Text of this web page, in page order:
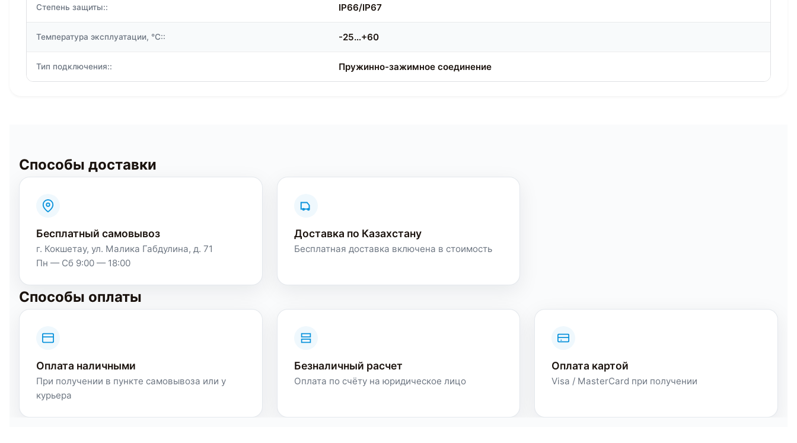
Степень защиты:: IP66/IP67
Температура эксплуатации, °C:: -25…+60
Тип подключения:: Пружинно-зажимное соединение
Способы доставки
Бесплатный самовывоз
г. Кокшетау, ул. Малика Габдулина, д. 71
Пн — Сб 9:00 — 18:00
Доставка по Казахстану
Бесплатная доставка включена в стоимость
Способы оплаты
Оплата наличными
При получении в пункте самовывоза или у
курьера
Безналичный расчет
Оплата по счёту на юридическое лицо
Оплата картой
Visa / MasterCard при получении